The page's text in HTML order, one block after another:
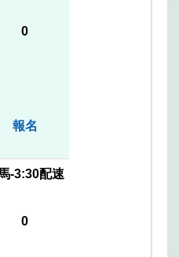
0
報名
-3:30配速
0